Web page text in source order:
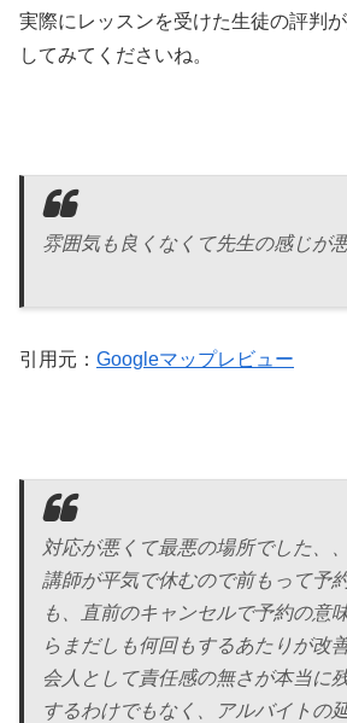
実際にレッスンを受けた生徒の評判
してみてくださいね。
雰囲気も良くなくて先生の感じが
引用元： Googleマップレビュー
対応が悪くて最悪の場所でした、、
講師が平気で休むので前もって予
も、直前のキャンセルで予約の意
らまだしも何回もするあたりが改
会人として責任感の無さが本当に
するわけでもなく、アルバイトの